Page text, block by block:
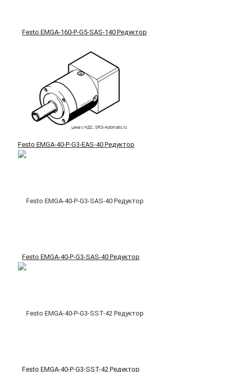
Festo EMGA-160-P-G5-SAS-140 Редуктор
Festo EMGA-40-P-G3-EAS-40 Редуктор
Festo EMGA-40-P-G3-SAS-40 Редуктор
Festo EMGA-40-P-G3-SST-42 Редуктор